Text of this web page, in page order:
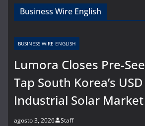
Business Wire English
BUSINESS WIRE ENGLISH
Lumora Closes Pre-
Tap South Korea’s
Industrial Solar Market
agosto 3, 2026 Staff